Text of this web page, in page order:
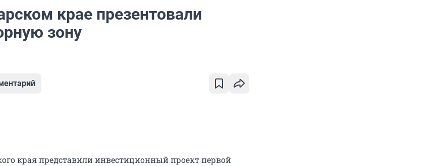
крае презентовали
зону
края представили инвестиционный проект первой